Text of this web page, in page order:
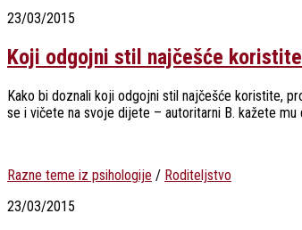
23/03/2015
Koji odgojni stil najčešće
Kako bi doznali koji odgojni stil najčešće koristite,
se i vičete na svoje dijete – autoritarni B. kažete
Razne teme iz psihologije / Roditeljstvo
23/03/2015